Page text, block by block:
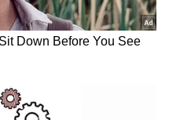
ಅವತಾರದಲ್ಲಿ 'ರಾಣಿ' ಸೀರಿಯಲ್​
ಕಾವೇರಿ: ಮದ್ವೆಯಾಗದೇ ಮಗು